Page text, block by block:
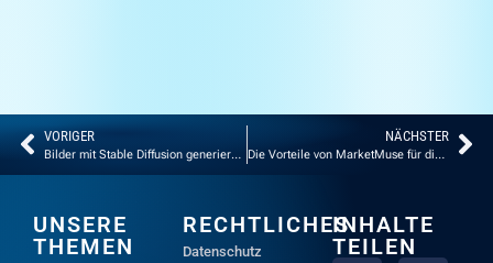
VORIGER
Bilder mit Stable Diffusion generieren: Der umfassende Leitfaden
NÄCHSTER
Die Vorteile von MarketMuse für die SEO-Optimierung von Content
UNSERE
THEMEN
RECHTLICHES
Datenschutz
INHALTE
TEILEN